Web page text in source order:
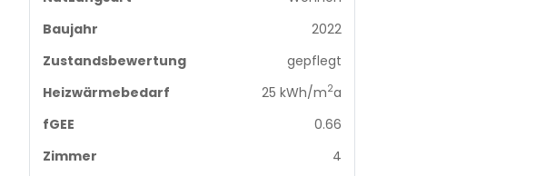
Baujahr
2022
Zustandsbewertung
gepflegt
Heizwärmebedarf
25 kWh/m2a
fGEE
0.66
Zimmer
4